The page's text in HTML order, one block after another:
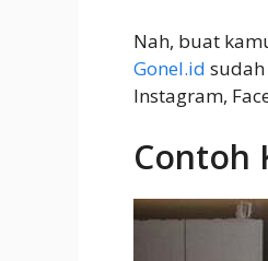
Nah, buat
Gonel.id
Instagram,
Contoh